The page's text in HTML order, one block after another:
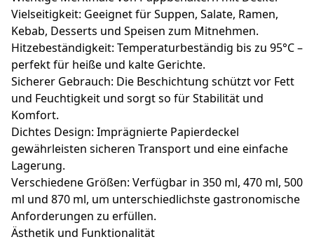
Vielseitigkeit: Geeignet für Suppen, Salate, Ramen,
Kebab, Desserts und Speisen zum Mitnehmen.
Hitzebeständigkeit: Temperaturbeständig bis zu 95°C –
perfekt für heiße und kalte Gerichte.
Sicherer Gebrauch: Die Beschichtung schützt vor Fett
und Feuchtigkeit und sorgt so für Stabilität und
Komfort.
Dichtes Design: Imprägnierte Papierdeckel
gewährleisten sicheren Transport und eine einfache
Lagerung.
Verschiedene Größen: Verfügbar in 350 ml, 470 ml, 500
ml und 870 ml, um unterschiedlichste gastronomische
Anforderungen zu erfüllen.
Ästhetik und Funktionalität